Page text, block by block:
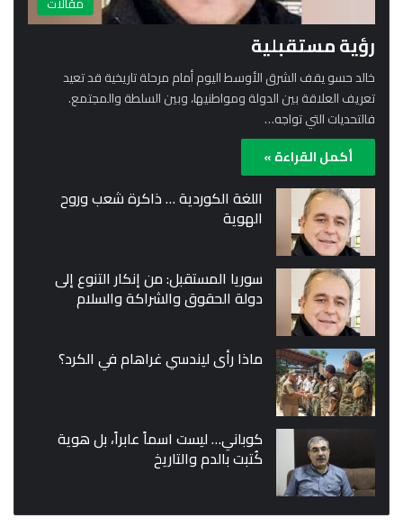
رؤية مستقبلية
خالد حسو يقف الشرق الأوسط اليوم أمام مرحلة تاريخية قد تعيد
تعريف العلاقة بين الدولة ومواطنيها، وبين السلطة والمجتمع.
فالتحديات التي تواجه…
أكمل القراءة »
اللغة الكوردية … ذاكرة شعب وروح
الهوية
سوريا المستقبل: من إنكار التنوع إلى
دولة الحقوق والشراكة والسلام
ماذا رأى ليندسي غراهام في الكرد؟
كوباني… ليست اسماً عابراً، بل هوية
كُتبت بالدم والتاريخ